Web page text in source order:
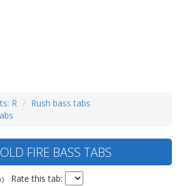
R
Rush bass tabs
FIRE BASS TABS
Rate this tab: